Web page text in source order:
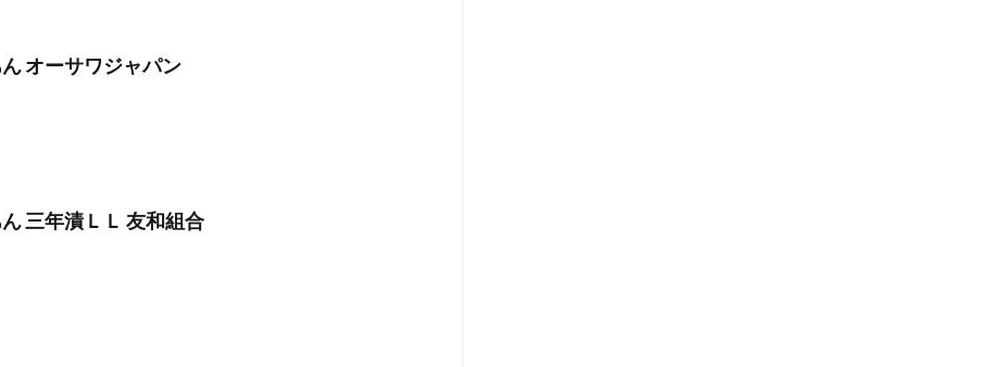
オーサワジャパン
三年漬ＬＬ 友和組合